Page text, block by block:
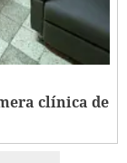
clínica de